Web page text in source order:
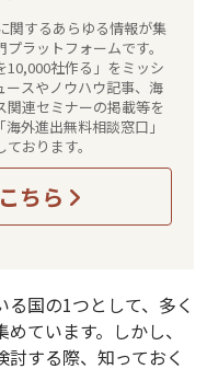
関するあらゆる情報が集
ラットフォームです。
10,000社作る」をミッシ
ースやノウハウ記事、海
関連セミナーの掲載等を
外進出無料相談窓口」
おります。
ちら
国の1つとして、多く
ています。しかし、
する際、知っておく